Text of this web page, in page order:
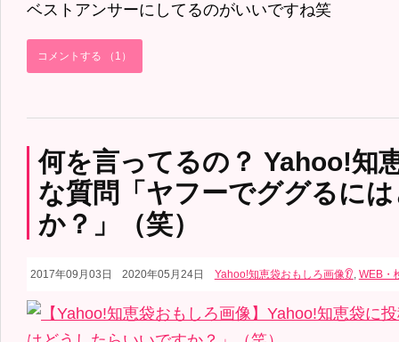
ベストアンサーにしてるのがいいですね笑
コメントする （1）
何を言ってるの？ Yahoo!知
な質問「ヤフーでググるに
か？」（笑）
2017年09月03日 2020年05月24日 Yahoo!知恵袋おもしろ画像👂, WEB・